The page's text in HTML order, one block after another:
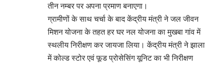
तीन नम्बर पर अपना प्रमाण बनाएगा।
ग्रामीणों के साथ चर्चा के बाद केंद्रीय मंत्री ने जल जीवन
मिशन योजना के तहत हर घर नल योजना का मुखबा गांव में
स्थलीय निरीक्षण कर जायजा लिया। केंद्रीय मंत्री ने झाला
में कोल्ड स्टोर एवं फूड प्रोसेसिंग यूनिट का भी निरीक्षण